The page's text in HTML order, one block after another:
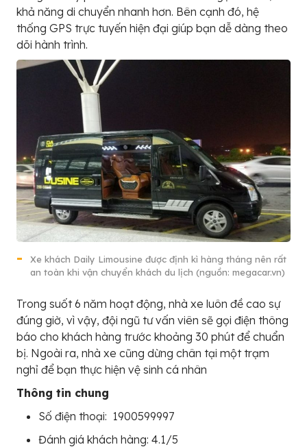
khả năng di chuyển nhanh hơn. Bên cạnh đó, hệ
thống GPS trực tuyến hiện đại giúp bạn dễ dàng theo
dõi hành trình.
Xe khách Daily Limousine được định kì hàng tháng nên rất
an toàn khi vận chuyển khách du lịch (nguồn: megacar.vn)
Trong suốt 6 năm hoạt động, nhà xe luôn đề cao sự
đúng giờ, vì vậy, đội ngũ tư vấn viên sẽ gọi điện thông
báo cho khách hàng trước khoảng 30 phút để chuẩn
bị. Ngoài ra, nhà xe cũng dừng chân tại một trạm
nghỉ để bạn thực hiện vệ sinh cá nhân
Thông tin chung
Số điện thoại: 1900599997
Đánh giá khách hàng: 4.1/5